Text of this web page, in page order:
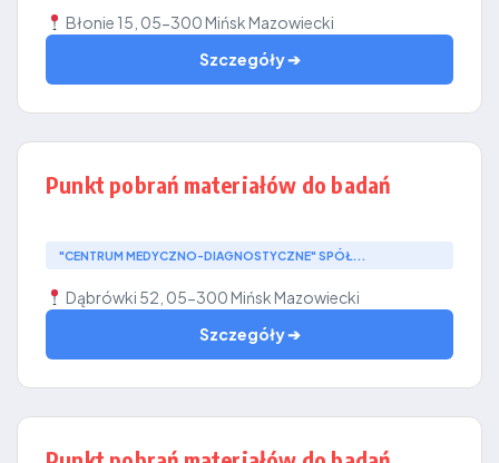
Błonie 15, 05-300 Mińsk Mazowiecki
Szczegóły ➔
Punkt pobrań materiałów do badań
"CENTRUM MEDYCZNO-DIAGNOSTYCZNE" SPÓŁ...
Dąbrówki 52, 05-300 Mińsk Mazowiecki
Szczegóły ➔